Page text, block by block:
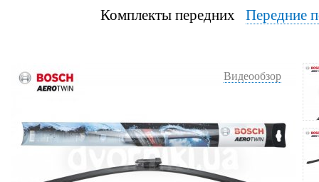
Комплекты передних Передние
Видеообзор